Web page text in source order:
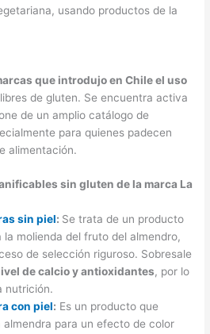
usando productos de la
que introdujo en Chile el uso
libres de gluten. Se encuentra activa
de un amplio catálogo de
para quienes padecen
alimentación.
sin gluten de la marca La
sin piel: Se trata de un producto
la molienda del fruto del almendro,
de selección riguroso. Sobresale
de calcio y antioxidantes, por lo
nutrición.
con piel: Es un producto que
almendra para un efecto de color